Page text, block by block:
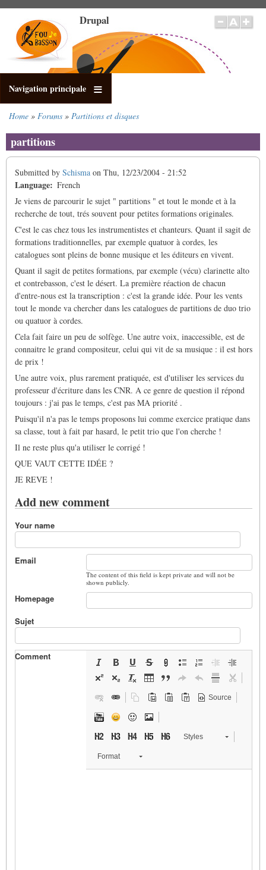
main
content
Drupal
Navigation principale
Home Forums Partitions et disques
partitions
Submitted by Schisma on Thu, 12/23/2004 - 21:52
Language
French
Je viens de parcourir le sujet " partitions " et tout le monde et à la
recherche de tout, trés souvent pour petites formations originales.
C'est le cas chez tous les instrumentistes et chanteurs. Quant il sagit de
formations traditionnelles, par exemple quatuor à cordes, les
catalogues sont pleins de bonne musique et les éditeurs en vivent.
Quant il sagit de petites formations, par exemple (vécu) clarinette alto
et contrebasson, c'est le désert. La première réaction de chacun
d'entre-nous est la transcription : c'est la grande idée. Pour les vents
tout le monde va chercher dans les catalogues de partitions de duo trio
ou quatuor à cordes.
Cela fait faire un peu de solfège. Une autre voix, inaccessible, est de
connaitre le grand compositeur, celui qui vit de sa musique : il est hors
de prix !
Une autre voix, plus rarement pratiquée, est d'utiliser les services du
professeur d'écriture dans les CNR. A ce genre de question il répond
toujours : j'ai pas le temps, c'est pas MA priorité .
Puisqu'il n'a pas le temps proposons lui comme exercice pratique dans
sa classe, tout à fait par hasard, le petit trio que l'on cherche !
Il ne reste plus qu'a utiliser le corrigé !
QUE VAUT CETTE IDÉE ?
JE REVE !
Add new comment
Your name
Email
The content of this field is kept private and will not be
shown publicly.
Homepage
Sujet
Comment
Source
Styles
Format